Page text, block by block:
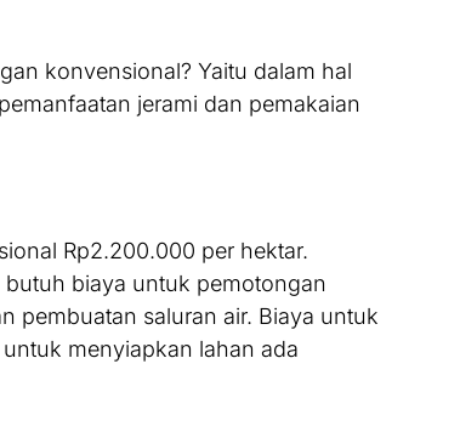
konvensional? Yaitu dalam hal
jerami dan pemakaian
Rp2.200.000 per hektar.
butuh biaya untuk pemotongan
pembuatan saluran air. Biaya untuk
menyiapkan lahan ada